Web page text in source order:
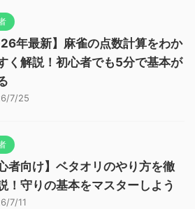
年最新】麻雀の点数計算をわか
く解説！初心者でも5分で基本が
7/25
心者向け】ベタオリのやり方を徹
！守りの基本をマスターしよう
7/11